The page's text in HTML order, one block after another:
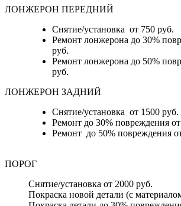
ЛОНЖЕРОН ПЕРЕДНИЙ
Снятие/установка от 750 руб.
Ремонт лонжерона до 30%
руб.
Ремонт лонжерона до 50%
руб.
ЛОНЖЕРОН ЗАДНИЙ
Снятие/установка от 1500 руб.
Ремонт до 30% повреждения
Ремонт до 50% повреждения
ПОРОГ
Снятие/установка от 2000 руб.
Покраска новой детали (с